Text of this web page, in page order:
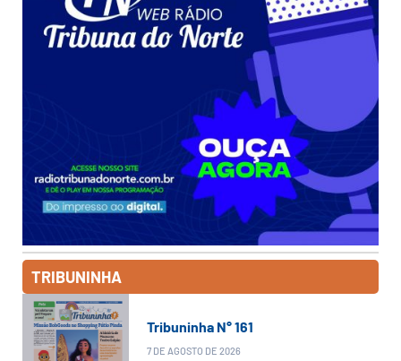
TRIBUNINHA
Tribuninha N° 161
7 DE AGOSTO DE 2026